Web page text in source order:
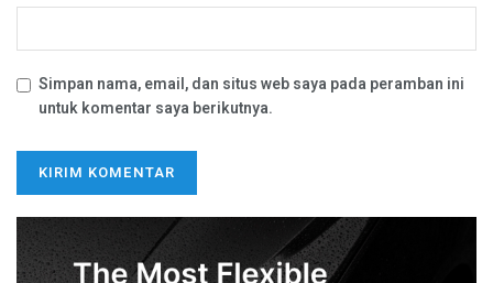
Simpan nama, email, dan situs web saya pada peramban ini
untuk komentar saya berikutnya.